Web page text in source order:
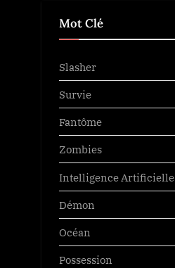
Mot Clé
Slasher
Survie
Fantôme
Zombies
Intelligence Artificielle
Démon
Océan
Possession